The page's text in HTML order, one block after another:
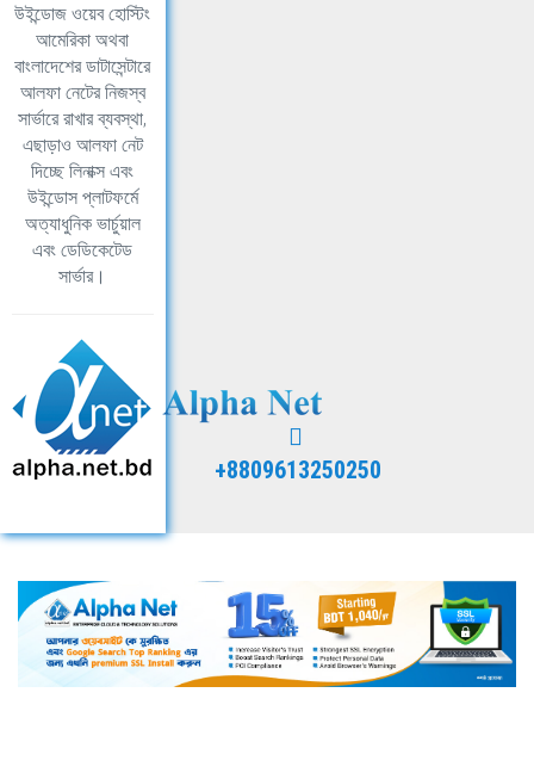
উইন্ডোজ ওয়েব হোস্টিং
আমেরিকা অথবা
বাংলাদেশের ডাটাসেন্টারে
আলফা নেটের নিজস্ব
সার্ভারে রাখার ব্যবস্থা,
এছাড়াও আলফা নেট
দিচ্ছে লিনাক্স এবং
উইন্ডোস প্লাটফর্মে
অত্যাধুনিক ভার্চুয়াল
এবং ডেডিকেটেড
সার্ভার।
+8809613250250